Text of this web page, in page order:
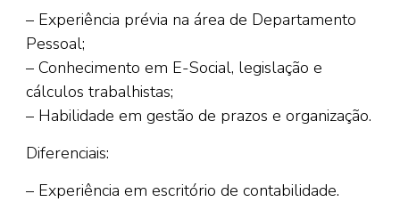
– Experiência prévia na área de Departamento
Pessoal;
– Conhecimento em E-Social, legislação e
cálculos trabalhistas;
– Habilidade em gestão de prazos e organização.
Diferenciais:
– Experiência em escritório de contabilidade.